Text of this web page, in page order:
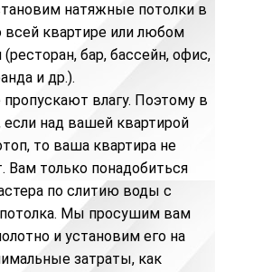
натяжные потолки в
всей квартире или любом
бар, бассейн, офис,
и др.).
пропускают влагу. Поэтому в
если над вашей квартирой
то ваша квартира не
Вам только понадобиться
по слитию воды с
. Мы просушим вам
и установим его на
затраты, как